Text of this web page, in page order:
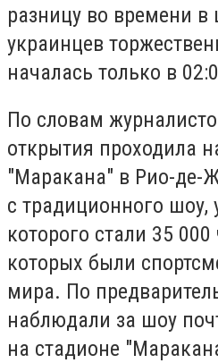
разницу во времени в
украинцев
началась только в
По словам
открытия проходила
"Маракана" в Рио-де-
с традиционного шоу,
которого стали 35
которых были
мира. По
наблюдали за шоу
на стадионе